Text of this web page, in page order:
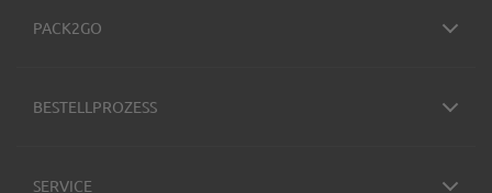
PACK2GO
BESTELLPROZESS
SERVICE